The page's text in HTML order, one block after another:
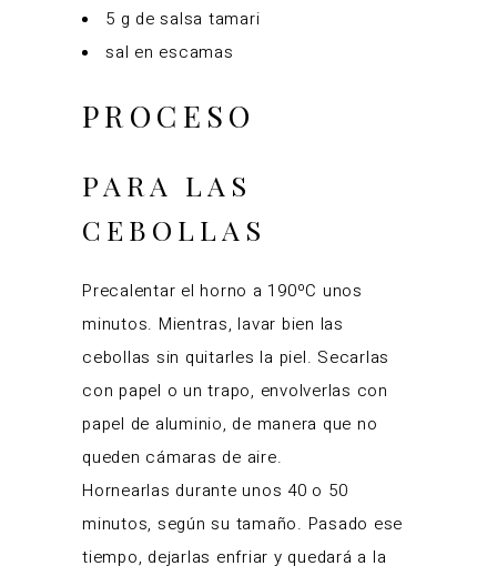
5 g de salsa tamari
sal en escamas
PROCESO
PARA LAS
CEBOLLAS
Precalentar el horno a 190ºC unos
minutos. Mientras, lavar bien las
cebollas sin quitarles la piel. Secarlas
con papel o un trapo, envolverlas con
papel de aluminio, de manera que no
queden cámaras de aire.
Hornearlas durante unos 40 o 50
minutos, según su tamaño. Pasado ese
tiempo, dejarlas enfriar y quedará a la